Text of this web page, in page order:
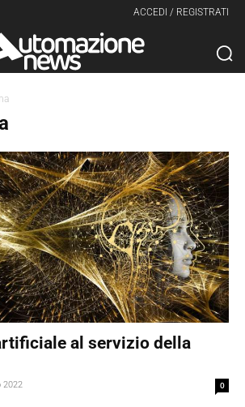
ACCEDI / REGISTRATI
al servizio della
2022 0